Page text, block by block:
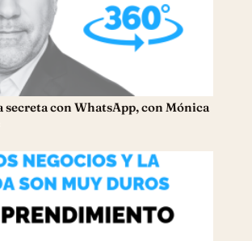
secreta con WhatsApp, con Mónica